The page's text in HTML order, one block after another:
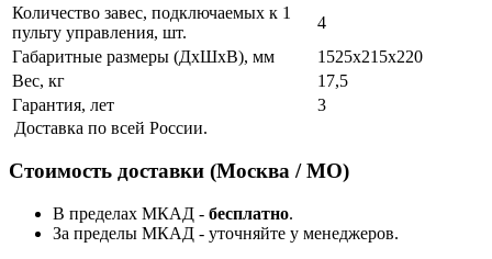
Количество завес, подключаемых к 1
пульту управления, шт.
4
Габаритные размеры (ДхШхВ), мм
1525х215х220
Вес, кг
17,5
Гарантия, лет
3
Доставка по всей России.
Стоимость доставки (Москва / МО)
В пределах МКАД - бесплатно.
За пределы МКАД - уточняйте у менеджеров.